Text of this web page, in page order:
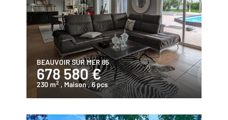
BEAUVOIR SUR MER 85
678 580 €
230 m2 , Maison, 6 pcs